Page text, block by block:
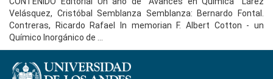
Velásquez, Cristóbal Semblanza Semblanza: Bernardo Fontal.
Contreras, Ricardo Rafael In memorian F. Albert Cotton - un
Químico Inorgánico de ...